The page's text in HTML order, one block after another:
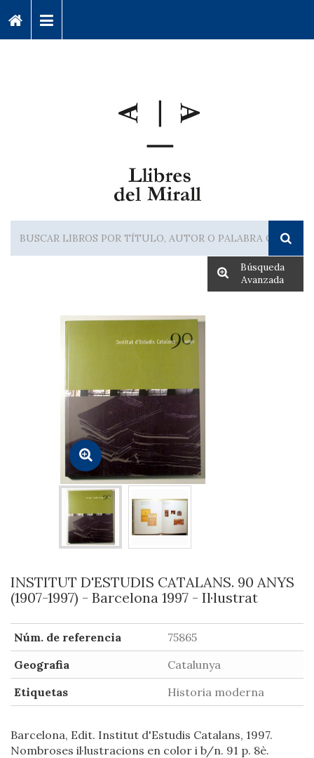
Búsqueda
Avanzada
INSTITUT D'ESTUDIS CATALANS. 90 ANYS
(1907-1997) - Barcelona 1997 - Il·lustrat
Núm. de referencia
75865
Geografia
Catalunya
Etiquetas
Historia moderna
Barcelona, Edit. Institut d'Estudis Catalans, 1997.
Nombroses il·lustracions en color i b/n. 91 p. 8è.